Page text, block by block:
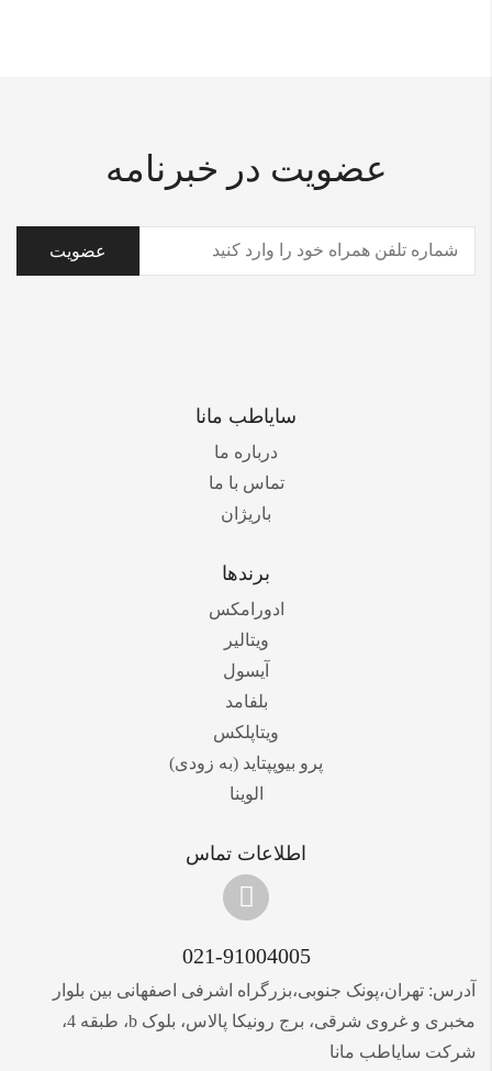
عضویت در خبرنامه
(ضروری)
سایاطب مانا
درباره ما
تماس با ما
باریژان
برندها
ادورامکس
ویتالیر
آیسول
بلفامد
ویتاپلکس
پرو بیوپپتاید (به زودی)
الوینا
اطلاعات تماس
021-91004005
آدرس: تهران،پونک جنوبی،بزرگراه اشرفی اصفهانی بین بلوار
مخبری و غروی شرقی، برج رونیکا پالاس، بلوک b، طبقه 4،
شرکت سایاطب مانا